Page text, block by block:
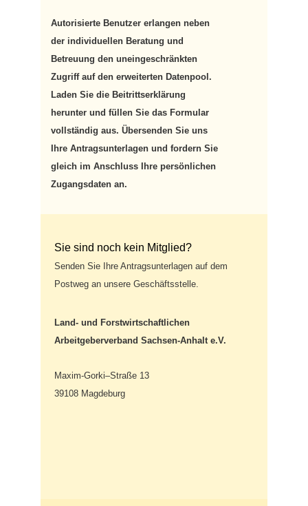
Autorisierte Benutzer erlangen neben
der individuellen Beratung und
Betreuung den uneingeschränkten
Zugriff auf den erweiterten Datenpool.
Laden Sie die Beitrittserklärung
herunter und füllen Sie das Formular
vollständig aus. Übersenden Sie uns
Ihre Antragsunterlagen und fordern Sie
gleich im Anschluss Ihre persönlichen
Zugangsdaten an.
Sie sind noch kein Mitglied?
Senden Sie Ihre Antragsunterlagen auf dem
Postweg an unsere Geschäftsstelle.
Land- und Forstwirtschaftlichen
Arbeitgeberverband Sachsen-Anhalt e.V.
Maxim-Gorki–Straße 13
39108 Magdeburg